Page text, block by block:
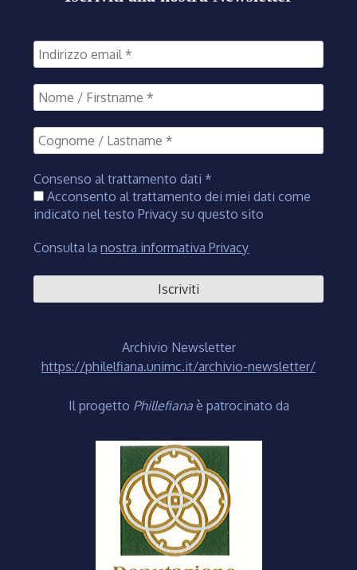
Consenso al trattamento dati *
Acconsento al trattamento dei miei dati come
indicato nel testo Privacy su questo sito
Consulta lanostra informativa Privacy
Archivio Newsletter
https://philelfiana.unimc.it/archivio-newsletter/
Il progetto Phillefiana è patrocinato da